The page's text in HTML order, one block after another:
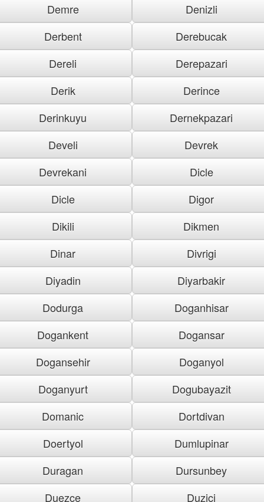
Demre
Denizli
Derbent
Derebucak
Dereli
Derepazari
Derik
Derince
Derinkuyu
Dernekpazari
Develi
Devrek
Devrekani
Dicle
Dicle
Digor
Dikili
Dikmen
Dinar
Divrigi
Diyadin
Diyarbakir
Dodurga
Doganhisar
Dogankent
Dogansar
Dogansehir
Doganyol
Doganyurt
Dogubayazit
Domanic
Dortdivan
Doertyol
Dumlupinar
Duragan
Dursunbey
Duezce
Duzici